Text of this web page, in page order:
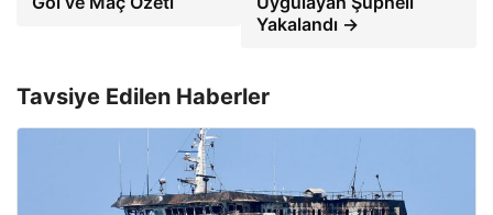
Yakalandı →
Tavsiye Edilen Haberler